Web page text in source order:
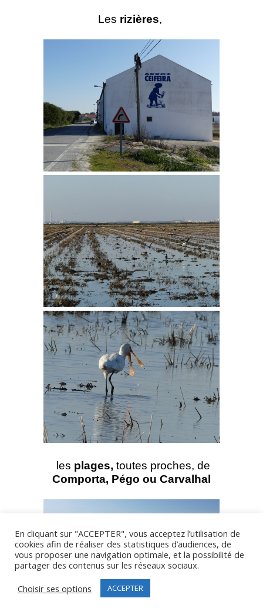
Les rizières,
les plages, toutes proches, de
Comporta, Pégo ou Carvalhal
En cliquant sur "ACCEPTER", vous acceptez l’utilisation de
cookies afin de réaliser des statistiques d’audiences, de
vous proposer une navigation optimale, et la possibilité de
partager des contenus sur les réseaux sociaux.
Choisir ses options
ACCEPTER